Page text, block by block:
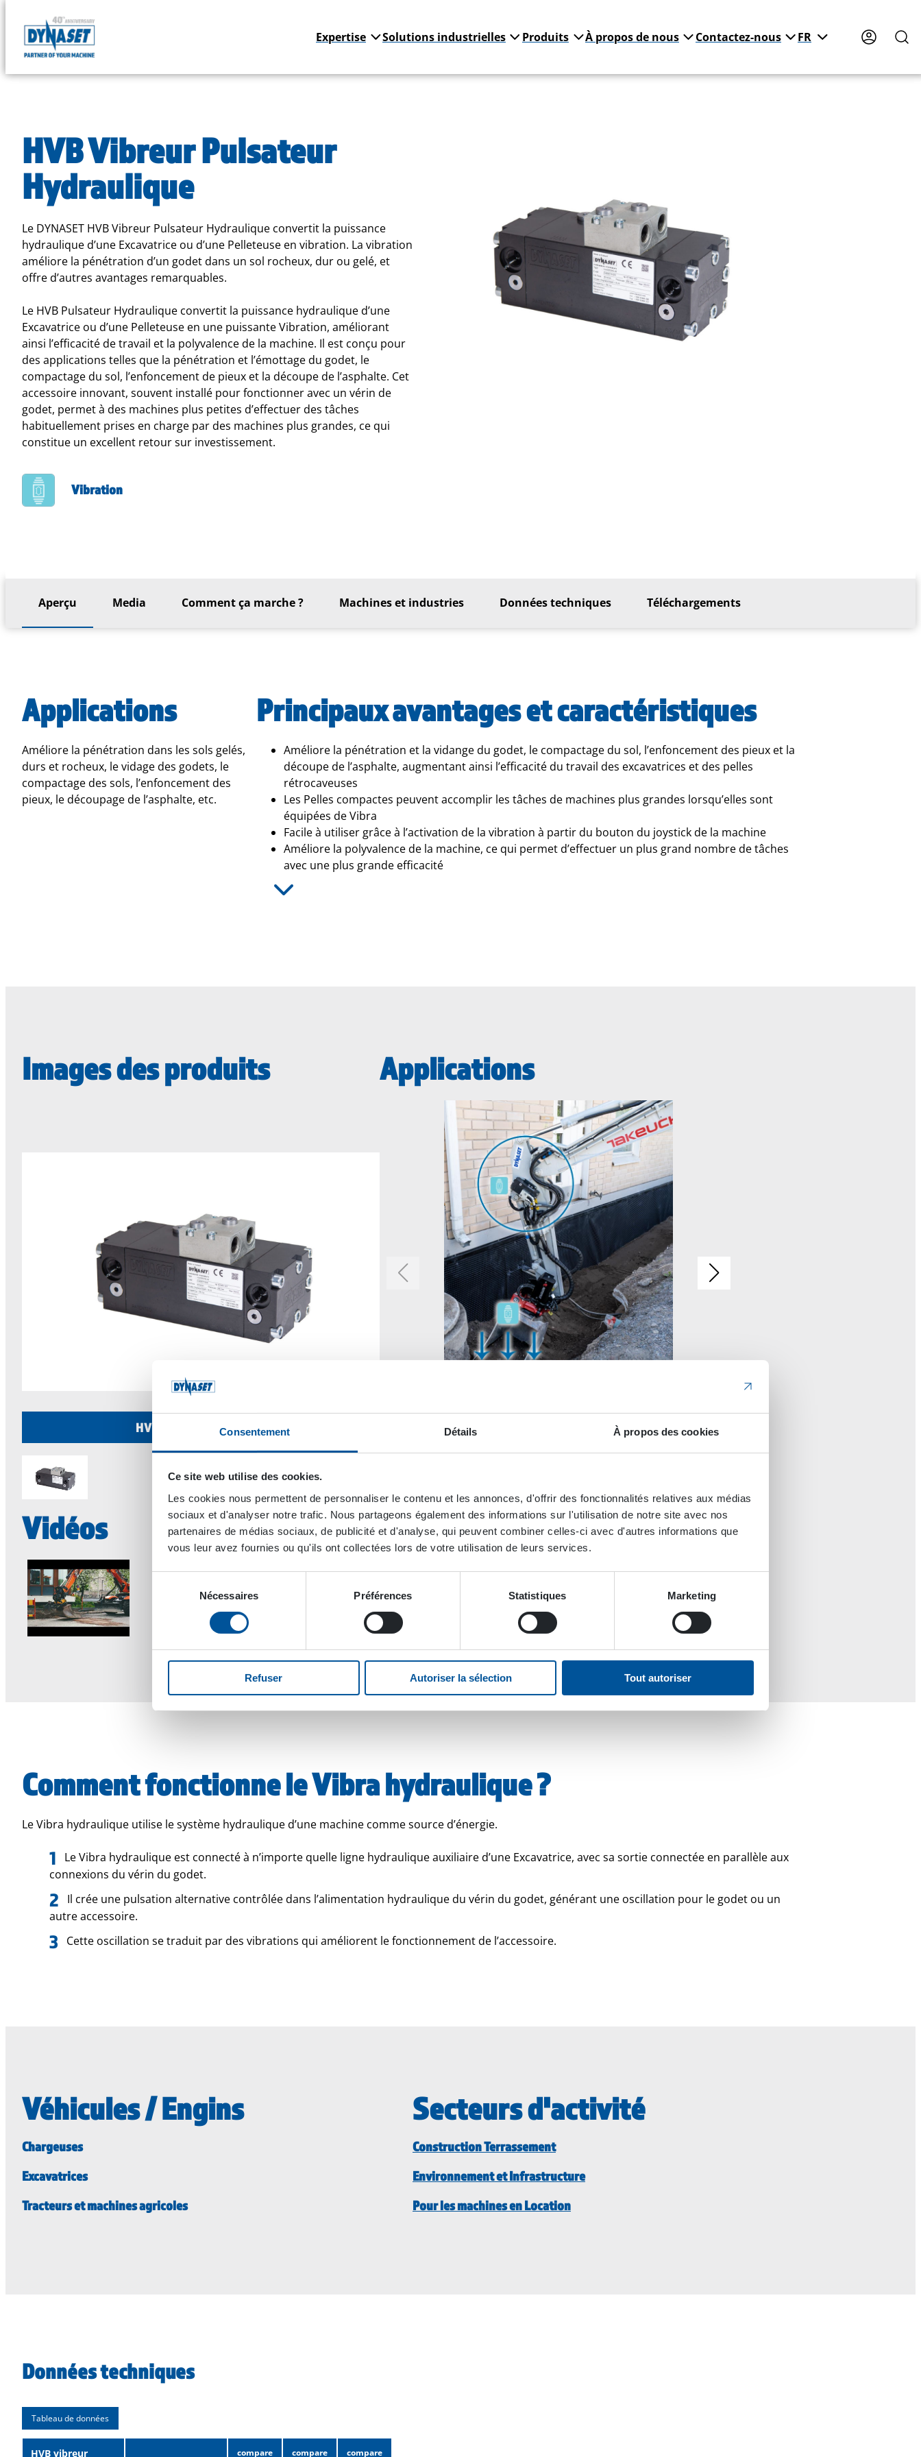
Consentement Détails À propos des cookies
Ce site web utilise des cookies.
Les cookies nous permettent de personnaliser le contenu et les annonces, d'offrir des fonctionnalités relatives aux médias
sociaux et d'analyser notre trafic. Nous partageons également des informations sur l'utilisation de notre site avec nos
partenaires de médias sociaux, de publicité et d'analyse, qui peuvent combiner celles-ci avec d'autres informations que
vous leur avez fournies ou qu'ils ont collectées lors de votre utilisation de leurs services.
consentement
Nécessaires Préférences Statistiques Marketing
Refuser Autoriser la sélection Tout autoriser
Skip
DYNASET
by
Expertise Solutions industrielles Produits À propos de nous Contactez-nous FR
HVB Vibreur Pulsateur
Hydraulique
Le DYNASET HVB Vibreur Pulsateur Hydraulique convertit la puissance
hydraulique d’une Excavatrice ou d’une Pelleteuse en vibration. La vibration
améliore la pénétration d’un godet dans un sol rocheux, dur ou gelé, et
offre d’autres avantages remarquables.
Le HVB Pulsateur Hydraulique convertit la puissance hydraulique d’une
Excavatrice ou d’une Pelleteuse en une puissante Vibration, améliorant
ainsi l’efficacité de travail et la polyvalence de la machine. Il est conçu pour
des applications telles que la pénétration et l’émottage du godet, le
compactage du sol, l’enfoncement de pieux et la découpe de l’asphalte. Cet
accessoire innovant, souvent installé pour fonctionner avec un vérin de
godet, permet à des machines plus petites d’effectuer des tâches
habituellement prises en charge par des machines plus grandes, ce qui
constitue un excellent retour sur investissement.
Vibration
Aperçu Media Comment ça marche ? Machines et industries Données techniques Téléchargements
Applications
Améliore la pénétration dans les sols gelés,
durs et rocheux, le vidage des godets, le
compactage des sols, l’enfoncement des
pieux, le découpage de l’asphalte, etc.
Principaux avantages et caractéristiques
Améliore la pénétration et la vidange du godet, le compactage du sol, l’enfoncement des pieux et la
découpe de l’asphalte, augmentant ainsi l’efficacité du travail des excavatrices et des pelles
rétrocaveuses
Les Pelles compactes peuvent accomplir les tâches de machines plus grandes lorsqu’elles sont
équipées de Vibra
Facile à utiliser grâce à l’activation de la vibration à partir du bouton du joystick de la machine
Améliore la polyvalence de la machine, ce qui permet d’effectuer un plus grand nombre de tâches
avec une plus grande efficacité
Images des produits
HVB 350 Hydraulic Vibra
Applications
Vidéos
Comment fonctionne le Vibra hydraulique ?
Le Vibra hydraulique utilise le système hydraulique d’une machine comme source d’énergie.
Le Vibra hydraulique est connecté à n’importe quelle ligne hydraulique auxiliaire d’une Excavatrice, avec sa sortie connectée en parallèle aux
connexions du vérin du godet.
Il crée une pulsation alternative contrôlée dans l’alimentation hydraulique du vérin du godet, générant une oscillation pour le godet ou un
autre accessoire.
Cette oscillation se traduit par des vibrations qui améliorent le fonctionnement de l’accessoire.
Véhicules / Engins
Chargeuses
Excavatrices
Tracteurs et machines agricoles
Secteurs d'activité
Construction Terrassement
Environnement et Infrastructure
Pour les machines en Location
Données techniques
Tableau de données
HVB vibreur